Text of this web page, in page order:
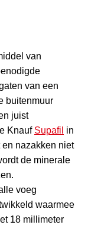
van
van een
buitenmuur
juist
Knauf Supafil in
nazakken niet
de minerale
voeg
waarmee
18 millimeter